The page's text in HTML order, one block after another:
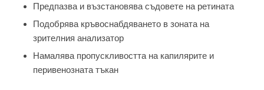
Предпазва и възстановява съдовете на ретината
Подобрява кръвоснабдяването в зоната на
зрителния анализатор
Намалява пропускливостта на капилярите и
перивенозната тъкан